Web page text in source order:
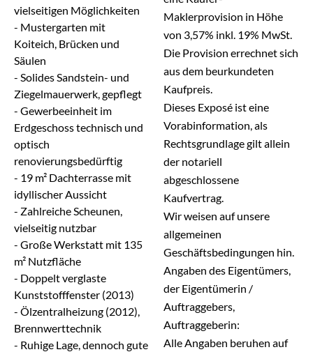
vielseitigen Möglichkeiten
- Mustergarten mit
Koiteich, Brücken und
Säulen
- Solides Sandstein- und
Ziegelmauerwerk, gepflegt
- Gewerbeeinheit im
Erdgeschoss technisch und
optisch
renovierungsbedürftig
- 19 m² Dachterrasse mit
idyllischer Aussicht
- Zahlreiche Scheunen,
vielseitig nutzbar
- Große Werkstatt mit 135
m² Nutzfläche
- Doppelt verglaste
Kunststofffenster (2013)
- Ölzentralheizung (2012),
Brennwerttechnik
- Ruhige Lage, dennoch gute
Maklerprovision in Höhe
von 3,57% inkl. 19% MwSt.
Die Provision errechnet sich
aus dem beurkundeten
Kaufpreis.
Dieses Exposé ist eine
Vorabinformation, als
Rechtsgrundlage gilt allein
der notariell
abgeschlossene
Kaufvertrag.
Wir weisen auf unsere
allgemeinen
Geschäftsbedingungen hin.
Angaben des Eigentümers,
der Eigentümerin /
Auftraggebers,
Auftraggeberin:
Alle Angaben beruhen auf